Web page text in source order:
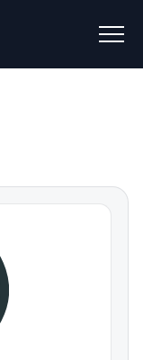
Ouvrir
menu